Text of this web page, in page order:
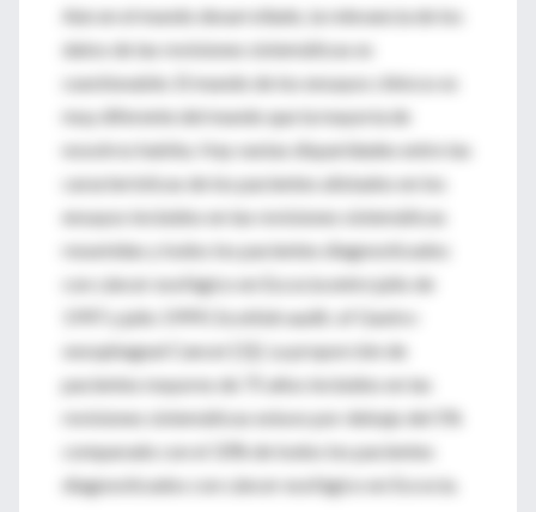
Aún en el mundo desarrollado, la relevancia de los
datos de las revisiones sistemáticas es
cuestionable. El mundo de los ensayos clínicos es
muy diferente del mundo que la mayoría de
nosotros habita. Hay vastas disparidades entre las
características de los pacientes alistados en los
ensayos incluidos en las revisiones sistemáticas
resumidas y todos los pacientes diagnosticados
con cáncer esofágico en Escocia entre julio de
1997 y julio 1999 ( Scottish audit. of Gastro-
oesophageal Cancer [1]). La proporción de
pacientes mayores de 75 años incluidos en las
revisiones sistemáticas estuvo por debajo del 5%
comparado con el 33% de todos los pacientes
diagnosticados con cáncer esofágico en Escocia.